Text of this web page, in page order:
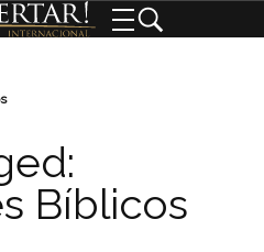
Bíblicos